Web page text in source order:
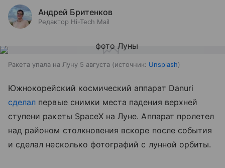
Андрей Бритенков
Редактор Hi-Tech Mail
Ракета упала на Луну 5 августа источник: Unsplash
Южнокорейский космический аппарат Danuri
сделал первые снимки места падения верхней
ступени ракеты SpaceX на Луне. Аппарат пролетел
над районом столкновения вскоре после события
и сделал несколько фотографий с лунной орбиты.